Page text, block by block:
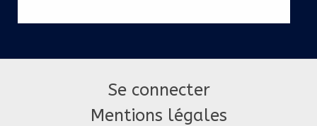
Se connecter
Mentions légales